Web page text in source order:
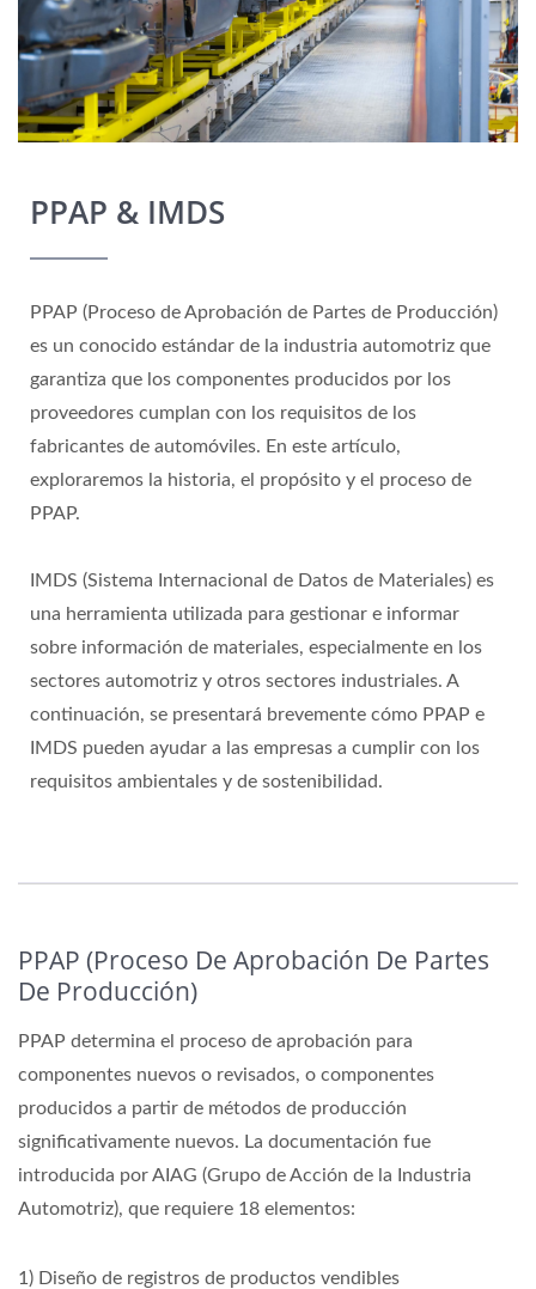
PPAP & IMDS
PPAP (Proceso de Aprobación de Partes de Producción)
es un conocido estándar de la industria automotriz que
garantiza que los componentes producidos por los
proveedores cumplan con los requisitos de los
fabricantes de automóviles. En este artículo,
exploraremos la historia, el propósito y el proceso de
PPAP.
IMDS (Sistema Internacional de Datos de Materiales) es
una herramienta utilizada para gestionar e informar
sobre información de materiales, especialmente en los
sectores automotriz y otros sectores industriales. A
continuación, se presentará brevemente cómo PPAP e
IMDS pueden ayudar a las empresas a cumplir con los
requisitos ambientales y de sostenibilidad.
PPAP (Proceso De Aprobación De Partes
De Producción)
PPAP determina el proceso de aprobación para
componentes nuevos o revisados, o componentes
producidos a partir de métodos de producción
significativamente nuevos. La documentación fue
introducida por AIAG (Grupo de Acción de la Industria
Automotriz), que requiere 18 elementos:
1) Diseño de registros de productos vendibles